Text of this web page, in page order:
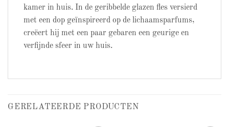
kamer in huis. In de geribbelde glazen fles versierd
met een dop geïnspireerd op de lichaamsparfums,
creëert hij met een paar gebaren een geurige en
verfijnde sfeer in uw huis.
GERELATEERDE PRODUCTEN